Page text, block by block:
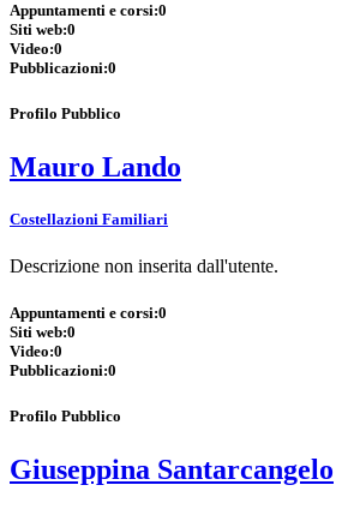
Appuntamenti e corsi:0
Siti web:0
Video:0
Pubblicazioni:0
Profilo Pubblico
Mauro Lando
Costellazioni Familiari
Descrizione non inserita dall'utente.
Appuntamenti e corsi:0
Siti web:0
Video:0
Pubblicazioni:0
Profilo Pubblico
Giuseppina Santarcangelo